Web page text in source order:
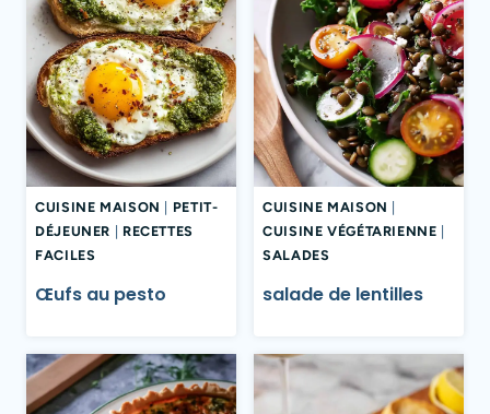
CUISINE MAISON
PETIT-
DÉJEUNER
RECETTES
FACILES
Œufs au pesto
CUISINE MAISON
CUISINE VÉGÉTARIENNE
SALADES
salade de lentilles